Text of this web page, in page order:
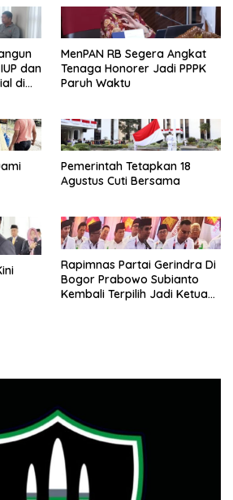
dan
di
MenPAN RB Segera Angkat
Tenaga Honorer Jadi PPPK
Paruh Waktu
Pemerintah Tetapkan 18
Agustus Cuti Bersama
Rapimnas Partai Gerindra Di
Bogor Prabowo Subianto
Kembali Terpilih Jadi Ketua